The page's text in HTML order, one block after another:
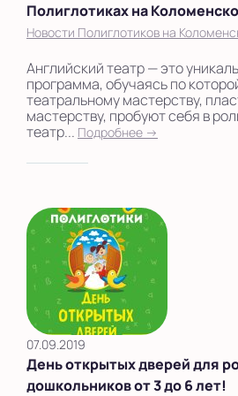
Полиглотиках на
Новости Полиглотиков на
Английский театр — это
программа, обучаясь по
театральному мастерству,
мастерству, пробуют себя в
театр... Подробнее →
07.09.2019
День открытых дверей для
дошкольников от 3 до 6 лет!